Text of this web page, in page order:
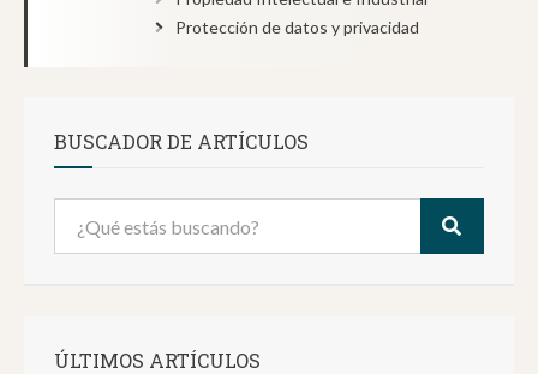
Protección de datos y privacidad
BUSCADOR DE ARTÍCULOS
ÚLTIMOS ARTÍCULOS